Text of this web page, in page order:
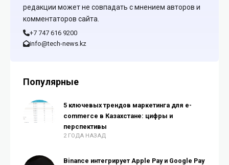
редакции может не совпадать с мнением авторов и
комментаторов сайта.
+7 747 616 9200
info@tech-news.kz
Популярные
5 ключевых трендов маркетинга для e-
commerce в Казахстане: цифры и
перспективы
2 ГОДА НАЗАД
Binance интегрирует Apple Pay и Google Pay